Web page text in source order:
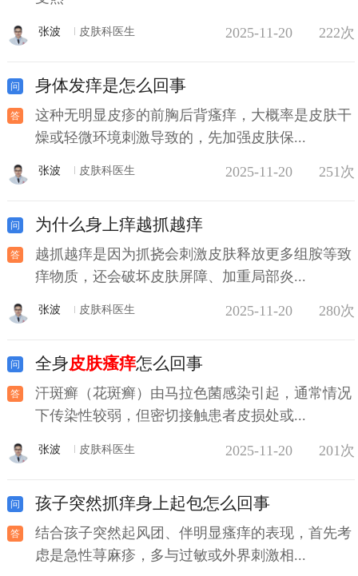
张波 皮肤科医生 2025-11-20 222次
身体发痒是怎么回事
这种无明显皮疹的前胸后背瘙痒，大概率是皮肤干
燥或轻微环境刺激导致的，先加强皮肤保...
张波 皮肤科医生 2025-11-20 251次
为什么身上痒越抓越痒
越抓越痒是因为抓挠会刺激皮肤释放更多组胺等致
痒物质，还会破坏皮肤屏障、加重局部炎...
张波 皮肤科医生 2025-11-20 280次
全身皮肤瘙痒怎么回事
汗斑癣（花斑癣）由马拉色菌感染引起，通常情况
下传染性较弱，但密切接触患者皮损处或...
张波 皮肤科医生 2025-11-20 201次
孩子突然抓痒身上起包怎么回事
结合孩子突然起风团、伴明显瘙痒的表现，首先考
虑是急性荨麻疹，多与过敏或外界刺激相...